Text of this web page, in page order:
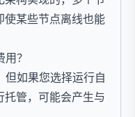
使某些节点离线也能
？
但如果您选择运行自
托管，可能会产生与